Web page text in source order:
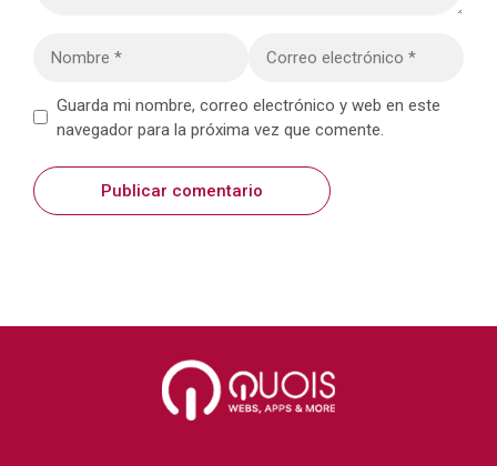
electrónico
WebGuarda mi nombre, correo electrónico y web en este
navegador para la próxima vez que comente.